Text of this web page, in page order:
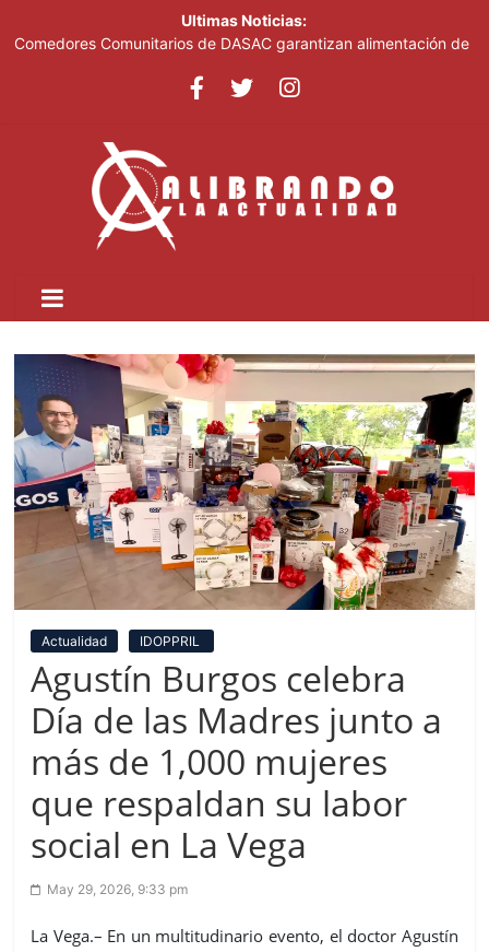
Ultimas Noticias:
Comedores Comunitarios de DASAC garantizan alimentación de
Centroamericanos y del Caribe Santo Domingo 2026
Senado de EE. UU. aprueba nuevo paquete de sanciones a
Italia dice que no acepta ultimátums y mantendrá la suspensión
del Schengen con España
Fransheska Matías gana dos plata en el torneo de pesas de los
Actualidad IDOPPRIL
Agustín Burgos celebra
Día de las Madres junto a
más de 1,000 mujeres
que respaldan su labor
social en La Vega
May 29, 2026, 9:33 pm
La Vega.– En un multitudinario evento, el doctor Agustín